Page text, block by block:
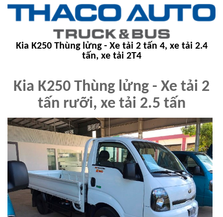
Kia K250 Thùng lửng - Xe tải 2 tấn 4, xe tải 2.4
tấn, xe tải 2T4
Kia K250 Thùng lửng - Xe tải 2
tấn rưỡi, xe tải 2.5 tấn